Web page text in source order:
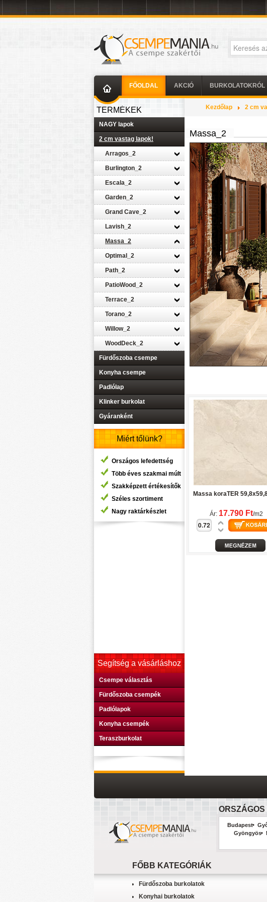
FŐOLDAL AKCIÓ BURKOLATOKRÓL
TERMÉKEK
NAGY lapok
2 cm vastag lapok!
Arragos_2
Burlington_2
Escala_2
Garden_2
Grand Cave_2
Lavish_2
Massa_2
Optimal_2
Path_2
PatioWood_2
Terrace_2
Torano_2
Willow_2
WoodDeck_2
Fürdőszoba csempe
Konyha csempe
Padlólap
Klinker burkolat
Gyáranként
Miért tőlünk?
Országos lefedettség
Több éves szakmai múlt
Szakképzett értékesítők
Széles szortiment
Nagy raktárkészlet
Segítség a vásárláshoz
Csempe választás
Fürdőszoba csempék
Padlólapok
Konyha csempék
Teraszburkolat
Kezdőlap 2 cm
Massa_2
Massa koraTER
Ár: 17.790 Ft/m2
Budapest
Gyöngyös
FŐBB KATEGÓRIÁK
Fürdőszoba burkolatok
Konyhai burkolatok